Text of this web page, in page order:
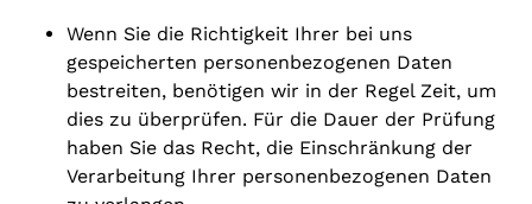
Wenn Sie die Richtigkeit Ihrer bei uns
gespeicherten personenbezogenen Daten
bestreiten, benötigen wir in der Regel Zeit, um
dies zu überprüfen. Für die Dauer der Prüfung
haben Sie das Recht, die Einschränkung der
Verarbeitung Ihrer personenbezogenen Daten